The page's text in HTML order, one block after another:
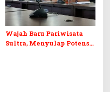
Wajah Baru Pariwisata
Sultra, Menyulap Potensi